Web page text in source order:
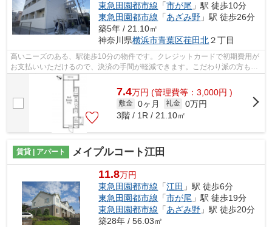
東急田園都市線 「市が尾 」駅 徒歩10分
東急田園都市線 「あざみ野 」駅 徒歩26分
築5年 / 21.10㎡
神奈川県横浜市青葉区荏田北２丁目
高いニーズのある、駅徒歩10分の物件です。クレジットカードで初期費用が
お支払いいただけるので、決済の手間が軽減できます。こだわり派の方も満
足度の高いデザイナーズアパートです...
7.4万円 (管理費等：3,000円 )
敷金 0ヶ月 礼金 0万円
3階 / 1R / 21.10㎡
賃貸 | アパート メイプルコート江田
11.8万円
東急田園都市線 「江田 」駅 徒歩6分
東急田園都市線 「市が尾 」駅 徒歩19分
東急田園都市線 「あざみ野 」駅 徒歩20分
築28年 / 56.03㎡